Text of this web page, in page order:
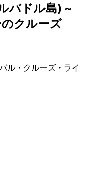
バドル島) ~
クルーズ
ル・クルーズ・ライ